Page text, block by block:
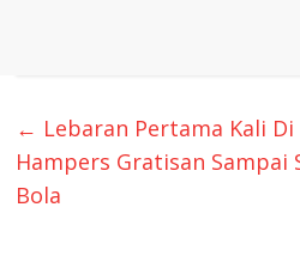
← Lebaran Pertama Kali
Hampers Gratisan Sampai
Bola